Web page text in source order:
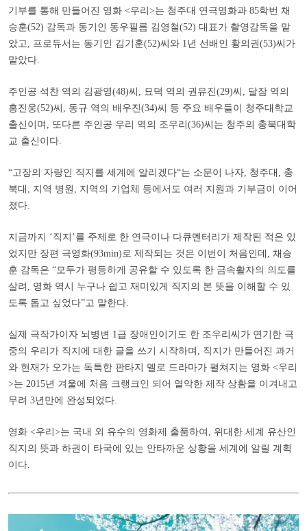
기부를 통해 만들어진 영화 <우리>는 청주대 연극영화과 85학번 채
승훈(52) 감독과 동기인 동우필름 김영철(52) 대표가 촬영감독을 맡
았고, 프로듀서는 동기인 김기훈(52)씨와 1년 선배인 황의권(53)씨가
맡았다.
주인공 석찬 역의 김광영(48)씨, 묘덕 역의 권유진(29)씨, 달잠 역의
홍진웅(52)씨, 동규 역의 배우진(34)씨 등 주요 배우들이 청주대학교
출신이며, 또다른 주인공 우리 역의 조우리(36)씨는 청주의 충북대학
교 출신이다.
“고장의 자랑인 직지를 세계에 알리겠다“는 소문이 나자, 청주대, 충
북대, 지역 병원, 지역의 기업체 등에서도 여러 지원과 기부금이 이어
졌다.
지금까지 ‘직지 ’를 주제로 한 연극이나 다큐멘터리가 제작된 적은 있
었지만 장편 극영화(93min)로 제작되는 것은 이번이 처음인데, 채승
훈 감독은 “모두가 평등하게 공유할 수 있도록 한 금속활자의 의도를
살려, 영화 역시 누구나 쉽고 재미있게 직지의 본 뜻을 이해할 수 있
도록 돕고 싶었다”고 말한다.
실제 극작가이자 뇌병변 1급 장애인이기도 한 조우리씨가 연기한 극
중의 우리가 직지에 대한 글을 쓰기 시작하며, 직지가 만들어진 과거
와 현재가 오가는 독특한 판타지 멜로 드라마가 펼쳐지는 영화 <우리
>는 2015년 겨울에 처음 크랭크인 되어 열악한 제작 상황을 이겨내고
무려 3년만에 완성되었다.
영화 <우리>는 국내 외 유수의 영화제 출품하여, 위대한 세계 유산인
직지의 뜻과 하권이 타국에 있는 안타까운 상황을 세계에 알릴 계획
이다.